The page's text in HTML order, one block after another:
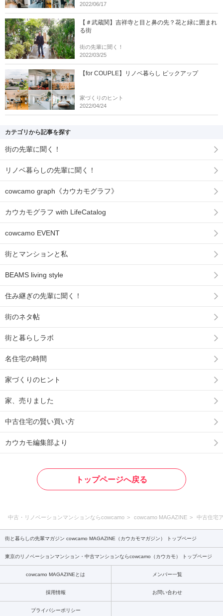
2022/06/17
【＃武蔵関】吉祥寺と目と鼻の先？花と緑に囲まれ
る街
街の先輩に聞く！
2022/03/25
【for COUPLE】リノベ暮らし ピックアップ
家づくりのヒント
2022/04/24
カテゴリから記事を探す
街の先輩に聞く！
リノベ暮らしの先輩に聞く！
cowcamo graph《カウカモグラフ》
カウカモグラフ with LifeCatalog
cowcamo EVENT
街とマンションと私
BEAMS living style
住み継ぎの先輩に聞く！
街のネタ帖
街と暮らしラボ
名住宅の時間
家づくりのヒント
家、売りました
中古住宅の賢い買い方
カウカモ編集部より
トップページへ戻る
中古・リノベーションマンションならcowcamo cowcamo MAGAZINE 中古住宅
街と暮らしの先輩マガジン cowcamo MAGAZINE（カウカモマガジン） トップページ
東京のリノベーションマンション・中古マンションならcowcamo（カウカモ） トップページ
cowcamo MAGAZINEとは メンバー一覧
採用情報 お問い合わせ
プライバシーポリシー